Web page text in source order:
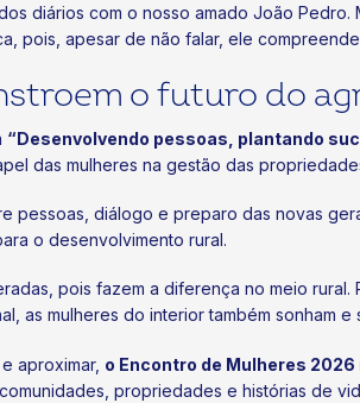
diários com o nosso amado João
pois, apesar de não falar, ele
o futuro do
“Desenvolvendo pessoas, plantando
das mulheres na gestão das
pessoas, diálogo e preparo das novas
o desenvolvimento rural.
pois fazem a diferença no meio
as mulheres do interior também sonham e
aproximar, o Encontro de Mulheres
propriedades e histórias de